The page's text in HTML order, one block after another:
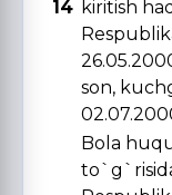
14 kiritish
son,
Bola